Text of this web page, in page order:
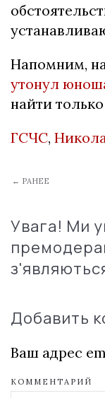
Напомним,
утонул
найти
ГСЧС,
← РАНЕЕ
Увага! Ми
Добавить
Ваш адрес
КОММЕНТАРИЙ